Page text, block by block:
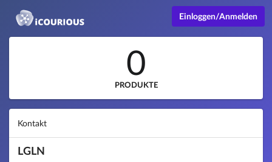
Einloggen/Anmelden
0
PRODUKTE
Kontakt
LGLN